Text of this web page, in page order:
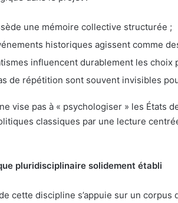
une mémoire collective structurée ;
historiques agissent comme
influencent durablement les
de répétition sont souvent invisibles
vise pas à « psychologiser » les États
classiques par une lecture
pluridisciplinaire solidement établi
cette discipline s’appuie sur un